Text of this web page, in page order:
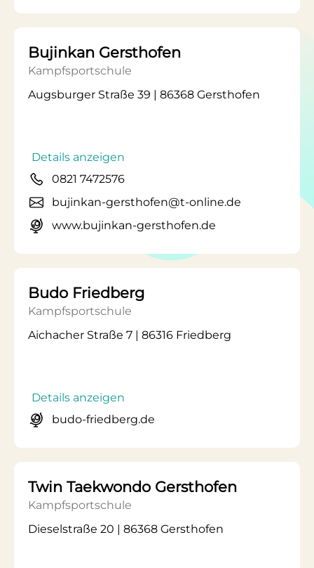
Bujinkan Gersthofen
Kampfsportschule
Augsburger Straße 39 | 86368 Gersthofen
Details anzeigen
0821 7472576
bujinkan-gersthofen@t-online.de
www.bujinkan-gersthofen.de
Budo Friedberg
Kampfsportschule
Aichacher Straße 7 | 86316 Friedberg
Details anzeigen
budo-friedberg.de
Twin Taekwondo Gersthofen
Kampfsportschule
Dieselstraße 20 | 86368 Gersthofen